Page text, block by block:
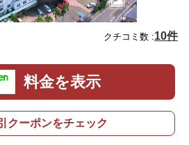
クチコミ数 :10件
料金を表示
クーポンをチェック